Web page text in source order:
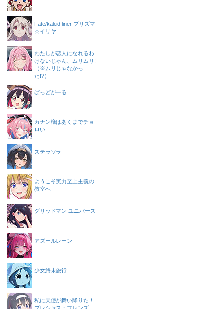
Fate/kaleid liner プリズマ
☆イリヤ
わたしが恋人になれるわ
けないじゃん、ムリムリ!
（※ムリじゃなかっ
た!?）
ばっどがーる
カナン様はあくまでチョ
ロい
ステラソラ
ようこそ実力至上主義の
教室へ
グリッドマン ユニバース
アズールレーン
少女終末旅行
私に天使が舞い降りた！
プレシャス・フレンズ